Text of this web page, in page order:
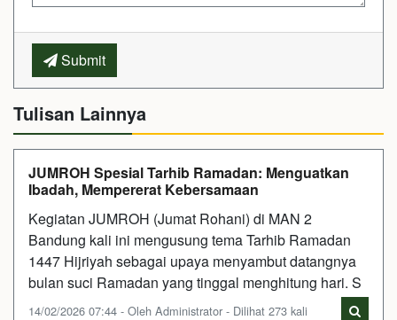
Submit
Tulisan Lainnya
JUMROH Spesial Tarhib Ramadan: Menguatkan
Ibadah, Mempererat Kebersamaan
Kegiatan JUMROH (Jumat Rohani) di MAN 2
Bandung kali ini mengusung tema Tarhib Ramadan
1447 Hijriyah sebagai upaya menyambut datangnya
bulan suci Ramadan yang tinggal menghitung hari. S
14/02/2026 07:44 - Oleh Administrator - Dilihat 273 kali